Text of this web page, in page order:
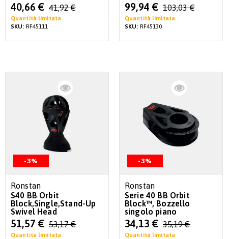
Special
Price
40,66 € 41,92 €
Quantità limitata
SKU: RF45111
Special
Price
99,94 € 103,03 €
Quantità limitata
SKU: RF45130
-3%
Ronstan
S40 BB Orbit
Block,Single,Stand-Up
Swivel Head
Special
Price
51,57 € 53,17 €
Quantità limitata
-3%
Ronstan
Serie 40 BB Orbit
Block™, Bozzello
singolo piano
Special
Price
34,13 € 35,19 €
Quantità limitata